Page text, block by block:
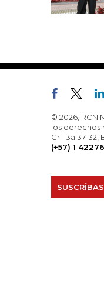
© 2026, RCN
los derechos
Cr. 13a 37-
(+57) 1